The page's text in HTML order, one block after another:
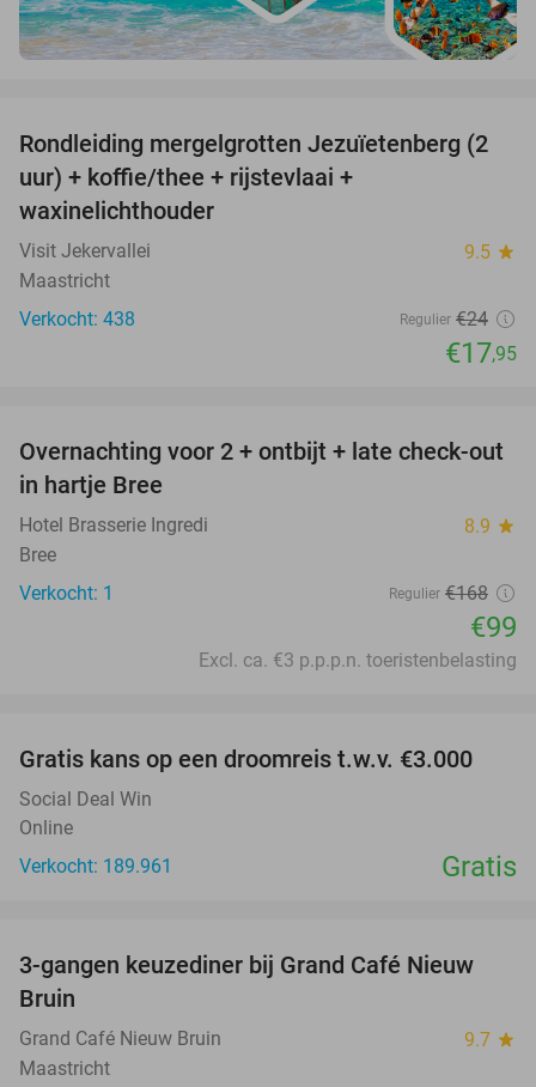
25%
Rondleiding mergelgrotten Jezuïetenberg (2
uur) + koffie/thee + rijstevlaai +
waxinelichthouder
Visit Jekervallei 9.5 star
Maastricht
Verkocht: 438
Regulier €24
€17,95
41%
TODAY
Overnachting voor 2 + ontbijt + late check-out
in hartje Bree
Hotel Brasserie Ingredi 8.9 star
Bree
Verkocht: 1
Regulier €168
€99
Excl. ca. €3 p.p.p.n. toeristenbelasting
Gratis kans op een droomreis t.w.v. €3.000
Social Deal Win
Online
Verkocht: 189.961
Gratis
41%
3-gangen keuzediner bij Grand Café Nieuw
Bruin
Grand Café Nieuw Bruin 9.7 star
Maastricht